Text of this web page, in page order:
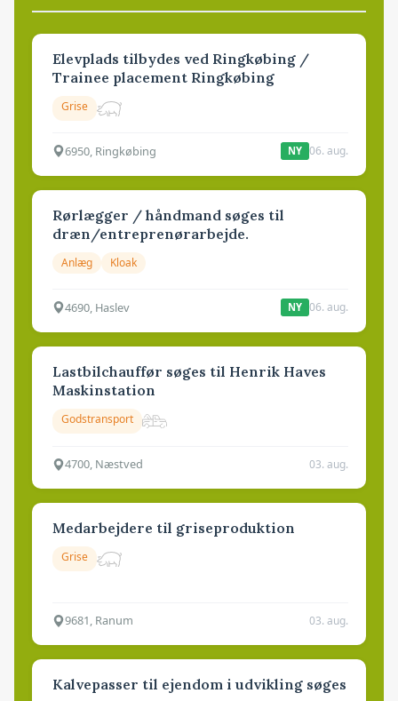
Elevplads tilbydes ved Ringkøbing /
Trainee placement Ringkøbing
Grise
6950, Ringkøbing NY 06. aug.
Rørlægger / håndmand søges til
dræn/entreprenørarbejde.
Anlæg Kloak
4690, Haslev NY 06. aug.
Lastbilchauffør søges til Henrik Haves
Maskinstation
Godstransport
4700, Næstved 03. aug.
Medarbejdere til griseproduktion
Grise
9681, Ranum 03. aug.
Kalvepasser til ejendom i udvikling søges